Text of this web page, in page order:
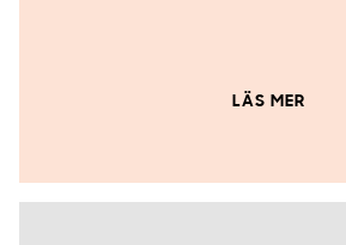
LÄS MER